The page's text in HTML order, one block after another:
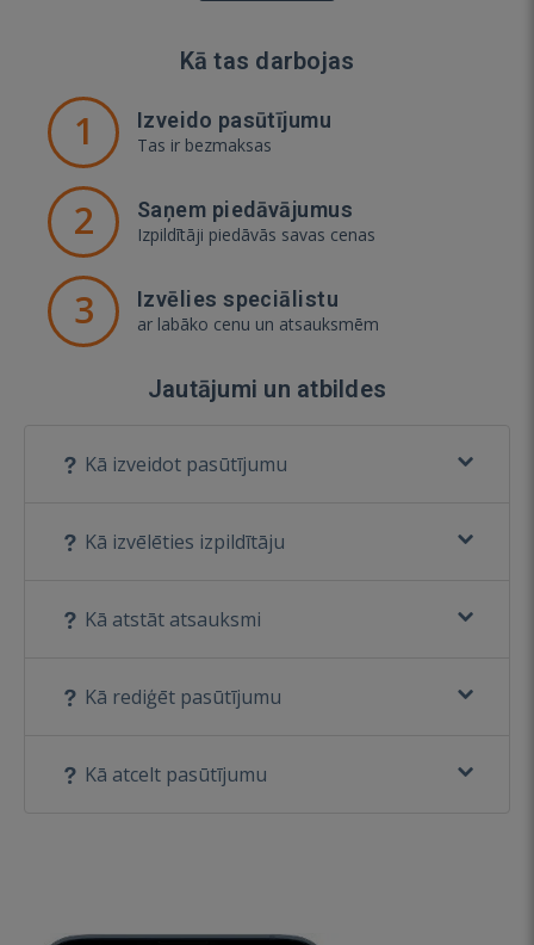
Kā tas darbojas
1 Izveido pasūtījumu
Tas ir bezmaksas
2 Saņem piedāvājumus
Izpildītāji piedāvās savas cenas
3 Izvēlies speciālistu
ar labāko cenu un atsauksmēm
Jautājumi un atbildes
Kā izveidot pasūtījumu
Kā izvēlēties izpildītāju
Kā atstāt atsauksmi
Kā rediģēt pasūtījumu
Kā atcelt pasūtījumu